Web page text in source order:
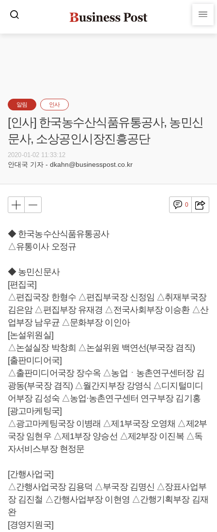
알림 인사
[인사] 한국농수산식품유통공사, 농민신
문사, 소상공인시장진흥공단
2020-01-02 11:33:12
안대국 기자 - dkahn@businesspost.co.kr
0
◆ 한국농수산식품유통공사
△유통이사 오정규
◆ 농민신문사
[편집국]
△편집국장 한형수 △편집부국장 신정임 △취재부국장
김은암 △편집부장 유재경 △전국사회부장 이승환 △산
업부장 남우균 △문화부장 이인아
[논설위원실]
△논설실장 박창희 △논설위원 백연선(부국장 겸직)
[출판미디어국]
△출판미디어국장 장수옥 △농업ㆍ농촌연구센터장 김
광동(부국장 겸직) △월간지부장 강영식 △디지털미디
어부장 김성숙 △농업·농촌연구센터 연구부장 김기홍
[광고마케팅국]
△광고마케팅국장 이병래 △제1부국장 오영채 △제2부
국장 임현우 △제1부장 양승선 △제2부장 이진복 △독
자서비스부장 현정문
[간행사업국]
△간행사업국장 김용덕 △부국장 김명신 △장표사업부
장 김진철 △간행사업부장 이현영 △간행기획부장 김재
완
[경영지원국]